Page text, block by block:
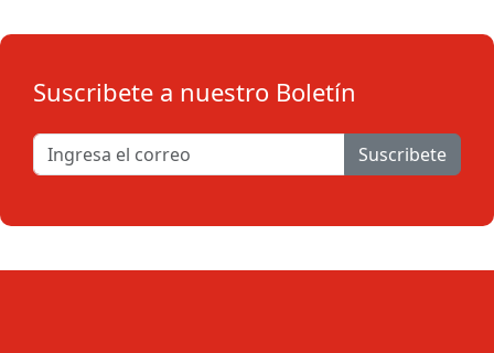
Suscribete a nuestro Boletín
Suscribete